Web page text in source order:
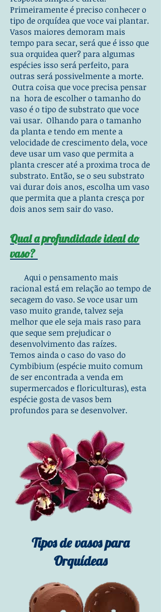
Primeiramente é preciso conhecer o
tipo de orquídea que voce vai plantar.
Vasos maiores demoram mais
tempo para secar, será que é isso que
sua orquidea quer? para algumas
espécies isso será perfeito, para
outras será possivelmente a morte.
Outra coisa que voce precisa pensar
na hora de escolher o tamanho do
vaso é o tipo de substrato que voce
vai usar. Olhando para o tamanho
da planta e tendo em mente a
velocidade de crescimento dela, voce
deve usar um vaso que permita a
planta crescer até a proxima troca de
substrato. Então, se o seu substrato
vai durar dois anos, escolha um vaso
que permita que a planta cresça por
dois anos sem sair do vaso.
Qual a profundidade ideal do
vaso?
Aqui o pensamento mais
racional está em relação ao tempo de
secagem do vaso. Se voce usar um
vaso muito grande, talvez seja
melhor que ele seja mais raso para
que seque sem prejudicar o
desenvolvimento das raízes.
Temos ainda o caso do vaso do
Cymbibium (espécie muito comum
de ser encontrada a venda em
supermercados e floriculturas), esta
espécie gosta de vasos bem
profundos para se desenvolver.
Tipos de vasos para
Orquídeas